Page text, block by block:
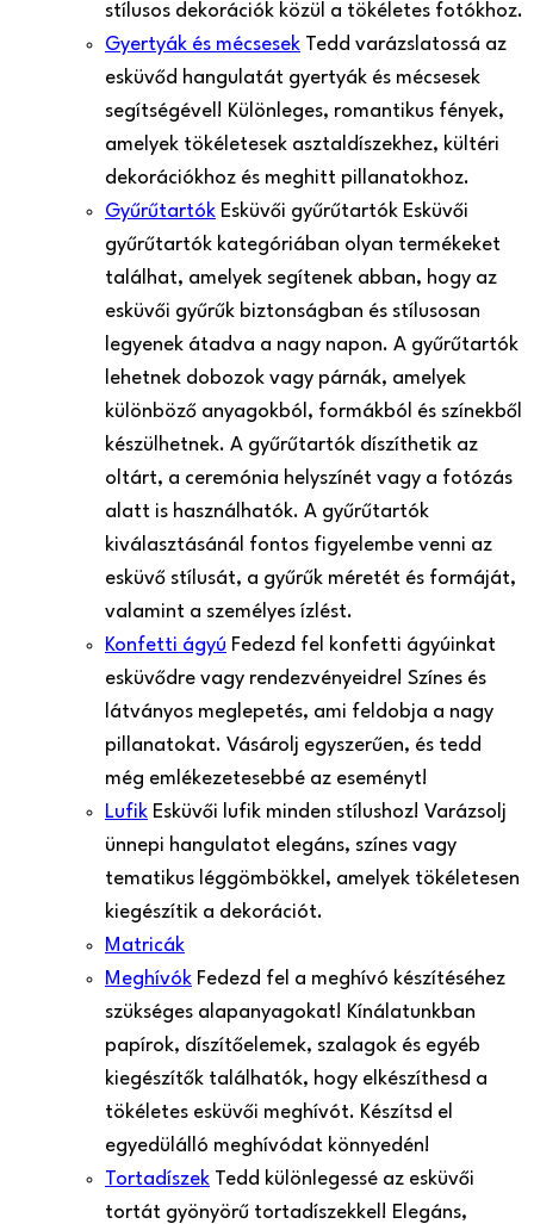
stílusos dekorációk közül a tökéletes fotókhoz.
Gyertyák és mécsesek Tedd varázslatossá az
esküvőd hangulatát gyertyák és mécsesek
segítségével! Különleges, romantikus fények,
amelyek tökéletesek asztaldíszekhez, kültéri
dekorációkhoz és meghitt pillanatokhoz.
Gyűrűtartók Esküvői gyűrűtartók Esküvői
gyűrűtartók kategóriában olyan termékeket
találhat, amelyek segítenek abban, hogy az
esküvői gyűrűk biztonságban és stílusosan
legyenek átadva a nagy napon. A gyűrűtartók
lehetnek dobozok vagy párnák, amelyek
különböző anyagokból, formákból és színekből
készülhetnek. A gyűrűtartók díszíthetik az
oltárt, a ceremónia helyszínét vagy a fotózás
alatt is használhatók. A gyűrűtartók
kiválasztásánál fontos figyelembe venni az
esküvő stílusát, a gyűrűk méretét és formáját,
valamint a személyes ízlést.
Konfetti ágyú Fedezd fel konfetti ágyúinkat
esküvődre vagy rendezvényeidre! Színes és
látványos meglepetés, ami feldobja a nagy
pillanatokat. Vásárolj egyszerűen, és tedd
még emlékezetesebbé az eseményt!
Lufik Esküvői lufik minden stílushoz! Varázsolj
ünnepi hangulatot elegáns, színes vagy
tematikus léggömbökkel, amelyek tökéletesen
kiegészítik a dekorációt.
Matricák
Meghívók Fedezd fel a meghívó készítéséhez
szükséges alapanyagokat! Kínálatunkban
papírok, díszítőelemek, szalagok és egyéb
kiegészítők találhatók, hogy elkészíthesd a
tökéletes esküvői meghívót. Készítsd el
egyedülálló meghívódat könnyedén!
Tortadíszek Tedd különlegessé az esküvői
tortát gyönyörű tortadíszekkel! Elegáns,